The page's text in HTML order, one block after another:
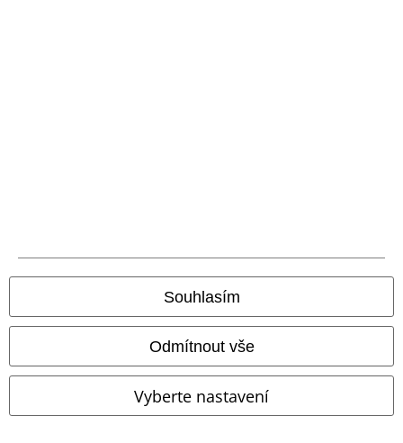
Souhlasím
Odmítnout vše
Vyberte nastavení
Kč 739,00
Socially distant
Wednesday
Kč 655,00
I don’t do tears
Wednesday
Tričko s dlouhým rukávem